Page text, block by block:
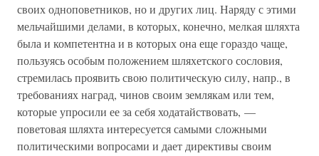
своих одноповетников, но и других лиц. Наряду с этими
мельчайшими делами, в которых, конечно, мелкая шляхта
была и компетентна и в которых она еще гораздо чаще,
пользуясь особым положением шляхетского сословия,
стремилась проявить свою политическую силу, напр., в
требованиях наград, чинов своим землякам или тем,
которые упросили ее за себя ходатайствовать, —
поветовая шляхта интересуется самыми сложными
политическими вопросами и дает директивы своим